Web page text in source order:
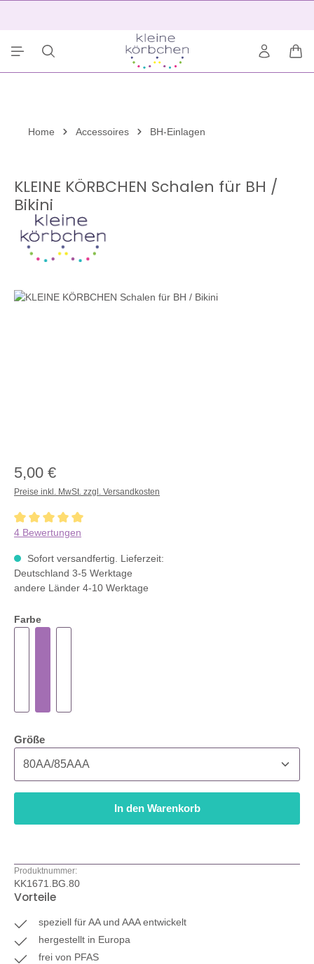
Home Accessoires BH-Einlagen
KLEINE KÖRBCHEN Schalen für BH /
Bikini
Bildergalerie überspringen
5,00 €
Preise inkl. MwSt. zzgl. Versandkosten
Durchschnittliche Bewertung von 5 von 5 Sternen
4 Bewertungen
Sofort versandfertig. Lieferzeit:
Deutschland 3-5 Werktage
andere Länder 4-10 Werktage
Farbe
Größeauswählen
In den Warenkorb
Produktnummer:
KK1671.BG.80
Vorteile
speziell für AA und AAA entwickelt
hergestellt in Europa
frei von PFAS